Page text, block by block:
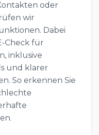
oder
wir
Dabei
Check für
inklusive
und klarer
So erkennen Sie